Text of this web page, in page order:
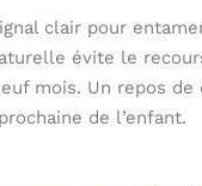
clair pour
évite le
mois. Un repos
de l’enfant.